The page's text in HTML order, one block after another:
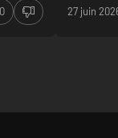
0 27 juin